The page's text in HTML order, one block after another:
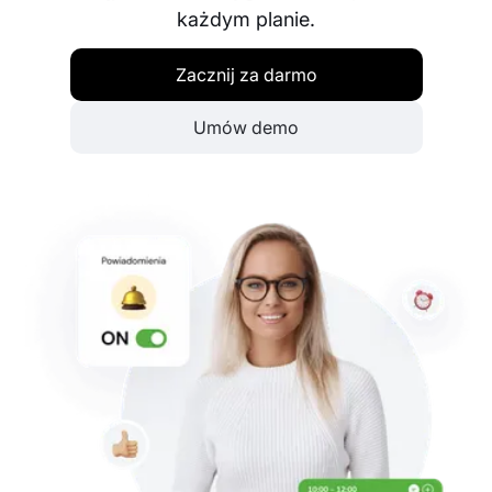
każdym planie.
Zacznij za darmo
Umów demo